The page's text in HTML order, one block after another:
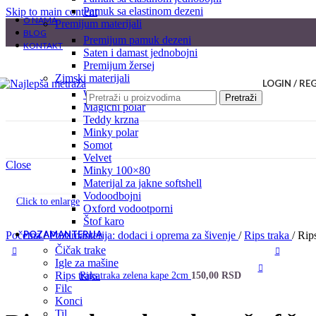
Skip to main content
O NAMA
BLOG
KONTAKT
Pretraži
LOGIN /
pamuk sa elastinom dezeni
premijum materijali
premijum pamuk dezeni
saten i damast jednobojni
premijum žersej
zimski materijali
welsoft
magični polar
teddy krzna
minky polar
somot
velvet
minky 100×80
materijal za jakne softshell
vodoodbojni
oxford vodootporni
štof karo
POZAMANTERIJA
čičak trake
igle za mašine
rips traka
filc
konci
til
Close
Click to enlarge
Početna/ Pozamanterija: dodaci i oprema za šivenje / Rips traka /
Rips traka zelena kape 2cm 150,00 RSD